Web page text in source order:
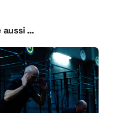
aussi …